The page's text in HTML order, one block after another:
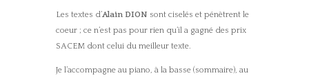
Les textes d’Alain DION sont ciselés et pénètrent le
coeur ; ce n’est pas pour rien qu’il a gagné des prix
SACEM dont celui du meilleur texte.
Je l’accompagne au piano, à la basse (sommaire), au